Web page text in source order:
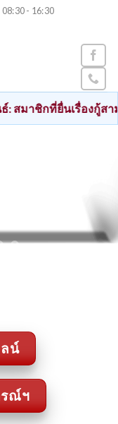
08:30 - 16:30
ที่ยื่นเรื่องกู้สามัญตั้งแ
น์
ณ์ฯ